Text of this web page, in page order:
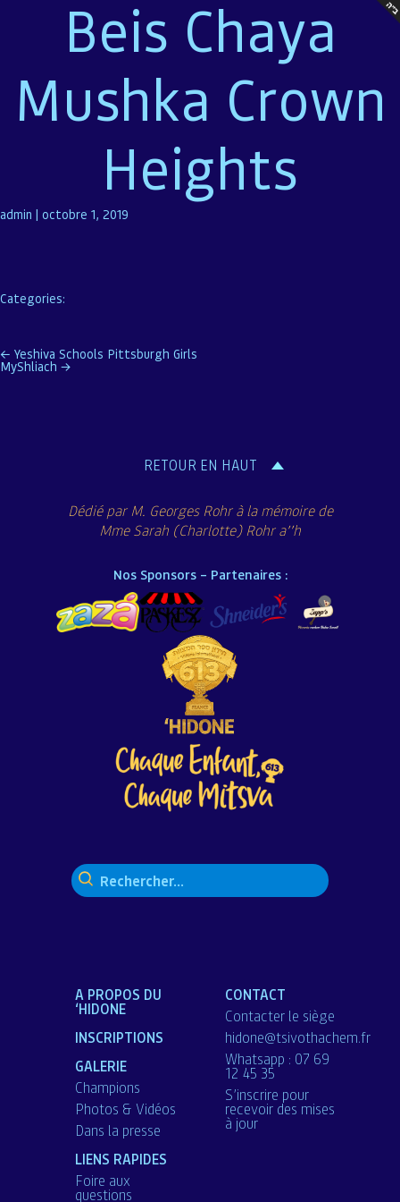
Beis Chaya
Mushka Crown
Heights
admin | octobre 1, 2019
Categories:
Navigation
← Yeshiva Schools Pittsburgh Girls
MyShliach →
RETOUR EN HAUT
Dédié par M. Georges Rohr à la mémoire de
Mme Sarah (Charlotte) Rohr a’’h
Nos Sponsors – Partenaires :
Rechercher :
A PROPOS DU
‘HIDONE
INSCRIPTIONS
GALERIE
Champions
Photos & Vidéos
Dans la presse
LIENS RAPIDES
Foire aux
questions
CONTACT
Contacter le siège
hidone@tsivothachem.fr
Whatsapp : 07 69
12 45 35
S’inscrire pour
recevoir des mises
à jour